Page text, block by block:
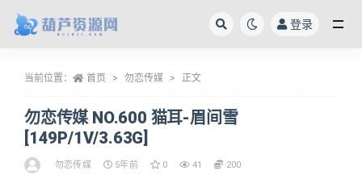
登录
当前位置： 首页 勿恋传媒 正文
勿恋传媒 NO.600 猫耳-眉间雪
[149P/1V/3.63G]
勿恋传媒 5年前 0 41 200